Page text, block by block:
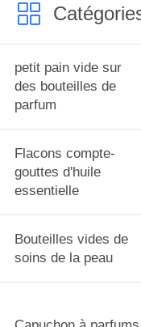
petit pain vide sur
des bouteilles de
parfum
Flacons compte-
gouttes d'huile
essentielle
Bouteilles vides de
soins de la peau